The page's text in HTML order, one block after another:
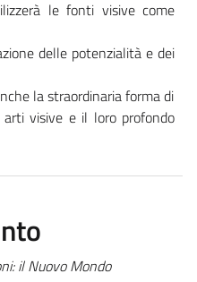
le fonti visive come
delle potenzialità e dei
la straordinaria forma di
arti visive e il loro profondo
il Nuovo Mondo